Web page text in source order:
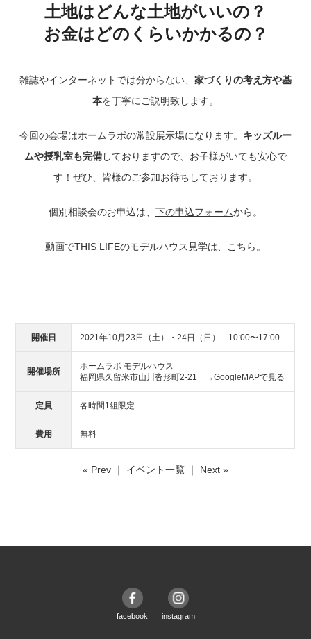
土地はどんな土地がいいの？
お金はどのくらいかかるの？
雑誌やインターネットでは分からない、 家づくりの考え方や基
本を丁寧にご説明致します。
今回の会場はホームラボの常設展示場になります。 キッズルー
ムや授乳室も完備しておりますので、お子様がいても安心で
す！ぜひ、皆様のご参加お待ちしております。
個別相談会のお申込は、 下の申込フォームから。
動画でTHIS LIFEのモデルハウス見学は、 こちら 。
開催日 2021年10月23日（土）・24日（日） 10:00〜17:00
開催場所
ホームラボ モデルハウス
福岡県久留米市山川沓形町2-21
→GoogleMAPで見る
定員 各時間1組限定
費用 無料
« Prev ｜ イベント一覧 ｜ Next »
facebook instagram